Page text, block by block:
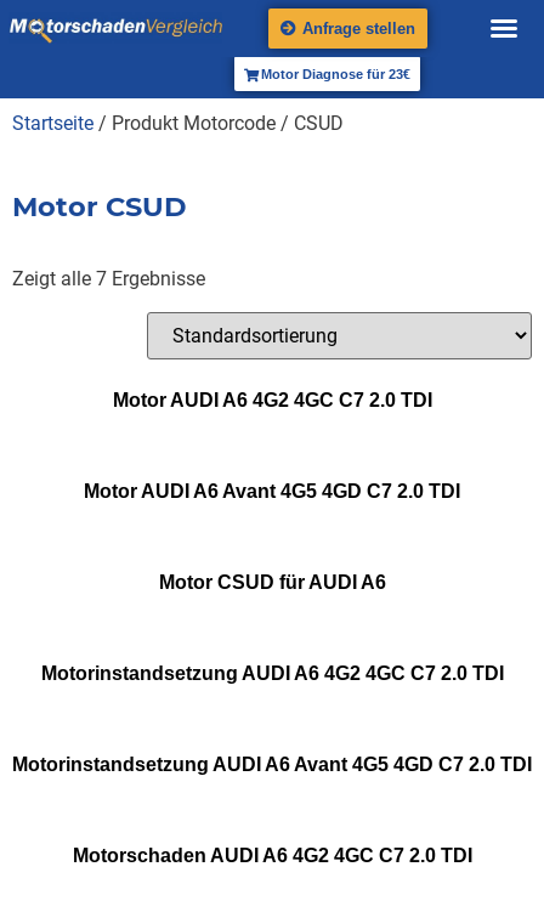
Anfrage stellen
Motor Diagnose für 23€
Startseite / Produkt Motorcode / CSUD
Motor CSUD
Zeigt alle 7 Ergebnisse
Motor AUDI A6 4G2 4GC C7 2.0 TDI
Motor AUDI A6 Avant 4G5 4GD C7 2.0 TDI
Motor CSUD für AUDI A6
Motorinstandsetzung AUDI A6 4G2 4GC C7 2.0 TDI
Motorinstandsetzung AUDI A6 Avant 4G5 4GD C7 2.0 TDI
Motorschaden AUDI A6 4G2 4GC C7 2.0 TDI